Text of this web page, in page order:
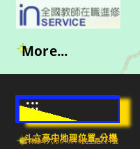
More...
:::
斗六高中地理位置-分機
雲林縣斗六市640010民生路224號